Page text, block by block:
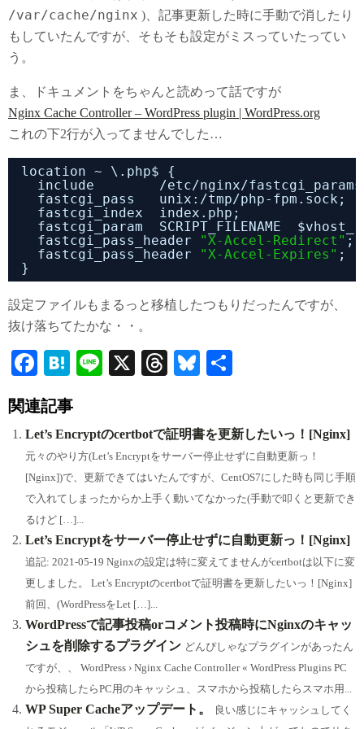
/var/cache/nginx )、記事更新した時に手動で消したり
もしていたんですが、そもそも設定がミスっていたってい
う。
ま、ドキュメントをちゃんと読めって話ですが
Nginx Cache Controller – WordPress plugin | WordPress.org
これの下2行が入ってませんでした…
location ~ \.php$ {
include /etc/nginx/fastcgi_params
fastcgi_pass   unix: /tmp/php-fpm .sock;
fastcgi_index  index.php;
fastcgi_param  SCRIPT_FILENAME
fastcgi_pass_header
"X-Accel-Redirect" ;
fastcgi_pass_header
"X-Accel-Expires" ;
}
設定ファイルもまるっと移植したつもりだったんですが、
抜け落ちてたかな・・。
Fa
bo
ok
H
en
a
Li
X
T
ds
Bl
y
関連記事
Let’s Encryptのcertbotで証明書を更新したいっ！[Nginx]
元々のやり方(Let’s Encryptをサーバー停止せずに自動更新っ！
[Nginx])で、更新できてはいたんですが、CentOS7にした時も同じ手順
で入れてしまったからか上手く動いてなかった(手動で叩くと更新でき
るけど […]...
Let’s Encryptをサーバー停止せずに自動更新っ！[Nginx]
追記: 2021-05-19 Nginxの設定は特に変えてませんがcertbotは以下に変
更しました。 Let’s Encryptのcertbotで証明書を更新したいっ！[Nginx]
前回、(WordPressをLet […]...
WordPressで記事投稿orコメント投稿時にNginxのキャッ
シュを削除するプラグイン どんぴしゃなプラグインがあったん
ですが、、 WordPress › Nginx Cache Controller « WordPress Plugins PC
から投稿したらPC用のキャッシュ、スマホから投稿したらスマホ用...
WP Super Cacheアップデート。
良い感じにキャッシュしてく